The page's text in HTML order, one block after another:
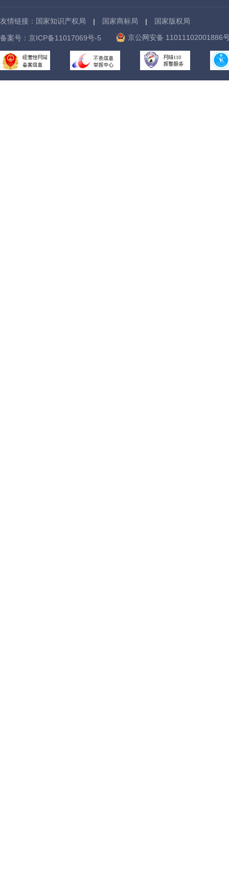
友情链接： 国家知识产权局 国家商标局 国家版权局
备案号： 京ICP备11017069号-5 京公网安备 11011102001886